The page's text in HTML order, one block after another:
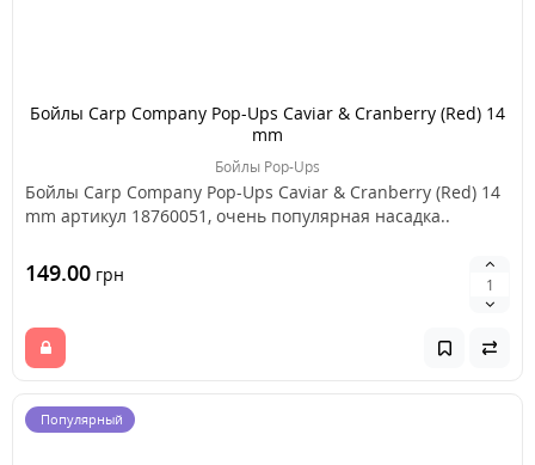
Бойлы Carp Company Pop-Ups Caviar & Cranberry (Red) 14
mm
Бойлы Pop-Ups
Бойлы Carp Company Pop-Ups Caviar & Cranberry (Red) 14
mm артикул 18760051, очень популярная насадка..
149.00 грн
Популярный